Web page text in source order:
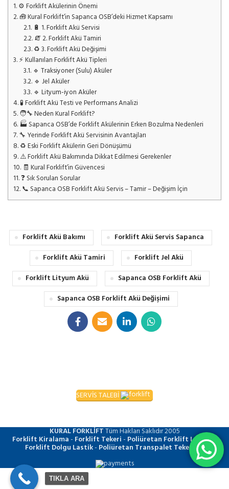
1.⚙️ Forklift Akülerinin Önemi
2.🧰 Kural Forklift’in Sapanca OSB’deki Hizmet Kapsamı
2.1.🔋 1. Forklift Akü Servisi
2.2.🧯 2. Forklift Akü Tamiri
2.3.♻️ 3. Forklift Akü Değişimi
3.⚡ Kullanılan Forklift Akü Tipleri
3.1.🔹 Traksiyoner (Sulu) Aküler
3.2.🔹 Jel Aküler
3.3.🔹 Lityum-iyon Aküler
4.🧪 Forklift Akü Testi ve Performans Analizi
5.🧑‍🔧 Neden Kural Forklift?
6. 🏭 Sapanca OSB’de Forklift Akülerinin Erken Bozulma Nedenleri
7.🔧 Yerinde Forklift Akü Servisinin Avantajları
8.♻️ Eski Forklift Akülerin Geri Dönüşümü
9.⚠️ Forklift Akü Bakımında Dikkat Edilmesi Gerekenler
10. 🧾 Kural Forklift’in Güvencesi
11.❓ Sık Sorulan Sorular
12.📞 Sapanca OSB Forklift Akü Servis – Tamir – Değişim İçin
Forklift Akü Bakımı
Forklift Akü Servis Sapanca
Forklift Akü Tamiri
Forklift Jel Akü
Forklift Lityum Akü
Sapanca OSB Forklift Akü
Sapanca OSB Forklift Akü Değişimi
SERVİS TALEBİ
KURAL FORKLİFTTüm Hakları Saklıdır2005
Forklift Kiralama- Forklift Tekeri- Poliüretan Forklift Lastiği-
Forklift Dolgu Lastik- Poliüretan Transpalet Tekerleği
TIKLA ARA